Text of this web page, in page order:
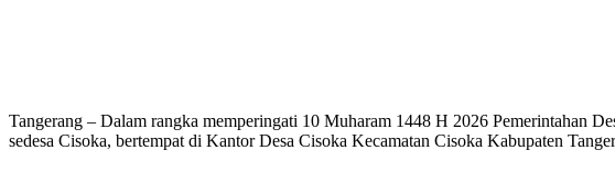
Tangerang – Dalam rangka memperingati 10 Muharam 1448 H 2026 Pemerintahan
sedesa Cisoka, bertempat di Kantor Desa Cisoka Kecamatan Cisoka Kabupaten